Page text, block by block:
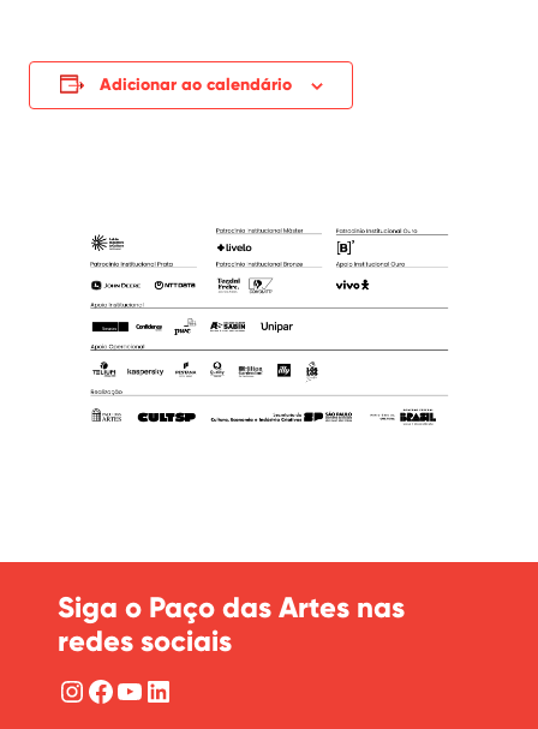
Adicionar ao calendário
Siga o Paço das Artes nas
redes sociais
Instagram
Facebook
YouTube
LinkedIn